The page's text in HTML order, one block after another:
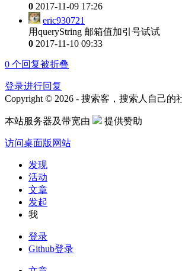
0 2017-11-09 17:26
eric930721
用queryString 邮箱值加引号试试
0 2017-11-10 09:33
0 个回复被折叠
登录进行回复
Copyright © 2026 - 搜索客，搜索人自己的
本站服务器及带宽由 提供赞助
访问桌面版网站
发现
活动
文章
发起
我
登录
Github登录